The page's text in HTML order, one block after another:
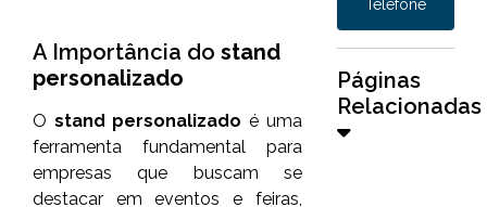
A Importância do stand
personalizado
O stand personalizado é uma
ferramenta fundamental para
empresas que buscam se
destacar em eventos e feiras,
Telefone
Páginas
Relacionadas